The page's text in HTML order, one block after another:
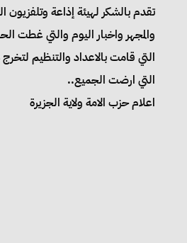
تقدم بالشكر لهيئة إذاعة
والمجهر واخبار اليوم والتي غطت
التي قامت بالاعداد والتنظيم
التي ارضت الجميع..
اعلام حزب الامة ولاية الجزيرة